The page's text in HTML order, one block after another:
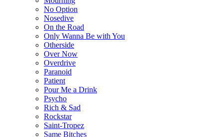
No Option
Nosedive
On the Road
Only Wanna Be with You
Otherside
Over Now
Overdrive
Paranoid
Patient
Pour Me a Drink
Psycho
Rich & Sad
Rockstar
Saint-Tropez
Same Bitches